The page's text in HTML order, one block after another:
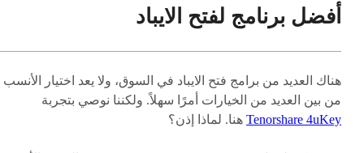
أفضل برنامج لفتح الايباد
هناك العديد من برامج فتح الايباد في السوق، ولا يعد اختيار الأنسب
من بين العديد من الخيارات أمرًا سهلاً. ولكننا نوصي بتجربة
Tenorshare 4uKey هنا. لماذا إذن؟